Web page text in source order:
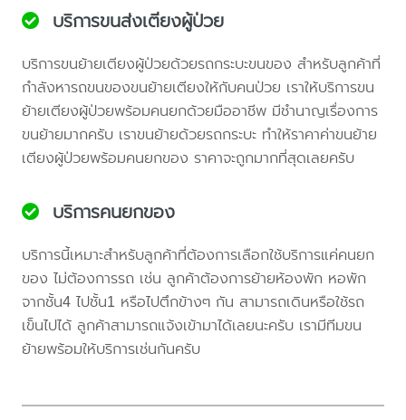
บริการขนส่งเตียงผู้ป่วย
บริการขนย้ายเตียงผู้ป่วยด้วยรถกระบะขนของ สำหรับลูกค้าที่
กำลังหารถขนของขนย้ายเตียงให้กับคนป่วย เราให้บริการขน
ย้ายเตียงผู้ป่วยพร้อมคนยกด้วยมืออาชีพ มีชำนาญเรื่องการ
ขนย้ายมากครับ เราขนย้ายด้วยรถกระบะ ทำให้ราคาค่าขนย้าย
เตียงผู้ป่วยพร้อมคนยกของ ราคาจะถูกมากที่สุดเลยครับ
บริการคนยกของ
บริการนี้เหมาะสำหรับลูกค้าที่ต้องการเลือกใช้บริการแค่คนยก
ของ ไม่ต้องการรถ เช่น ลูกค้าต้องการย้ายห้องพัก หอพัก
จากชั้น4 ไปชั้น1 หรือไปตึกข้างๆ กัน สามารถเดินหรือใช้รถ
เข็นไปได้ ลูกค้าสามารถแจ้งเข้ามาได้เลยนะครับ เรามีทีมขน
ย้ายพร้อมให้บริการเช่นกันครับ